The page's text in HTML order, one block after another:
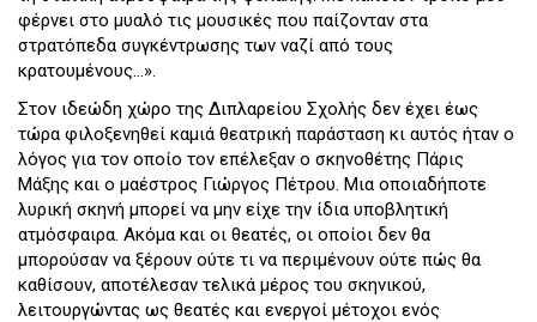
φέρνει στο μυαλό τις μουσικές που παίζονταν στα
στρατόπεδα συγκέντρωσης των ναζί από τους
κρατουμένους…».
Στον ιδεώδη χώρο της Διπλαρείου Σχολής δεν έχει έως
τώρα φιλοξενηθεί καμιά θεατρική παράσταση κι αυτός ήταν ο
λόγος για τον οποίο τον επέλεξαν ο σκηνοθέτης Πάρις
Μάξης και ο μαέστρος Γιώργος Πέτρου. Μια οποιαδήποτε
λυρική σκηνή μπορεί να μην είχε την ίδια υποβλητική
ατμόσφαιρα. Ακόμα και οι θεατές, οι οποίοι δεν θα
μπορούσαν να ξέρουν ούτε τι να περιμένουν ούτε πώς θα
καθίσουν, αποτέλεσαν τελικά μέρος του σκηνικού,
λειτουργώντας ως θεατές και ενεργοί μέτοχοι ενός